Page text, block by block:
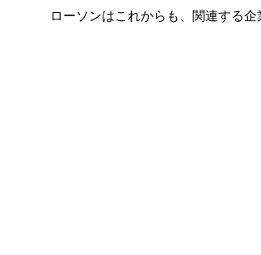
ローソンはこれからも、関連する